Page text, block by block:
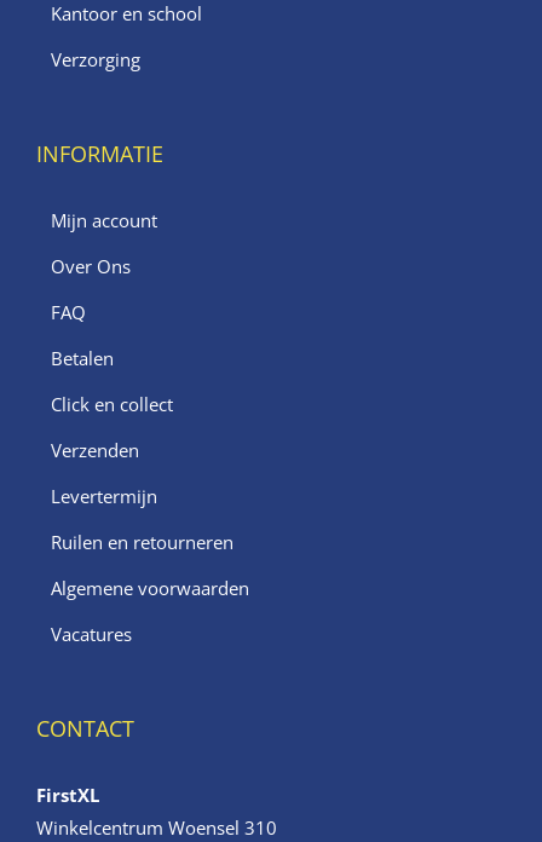
Kantoor en school
Verzorging
INFORMATIE
Mijn account
Over Ons
FAQ
Betalen
Click en collect
Verzenden
Levertermijn
Ruilen en retourneren
Algemene voorwaarden
Vacatures
CONTACT
FirstXL
Winkelcentrum Woensel 310